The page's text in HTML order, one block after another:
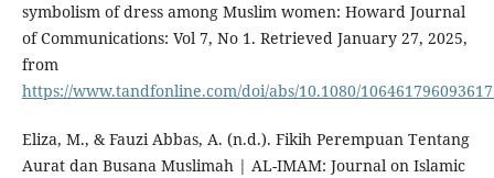
symbolism of dress among Muslim women: Howard Journal
of Communications: Vol 7, No 1. Retrieved January 27, 2025,
from
https://www.tandfonline.com/doi/abs/10.1080/
Eliza, M., & Fauzi Abbas, A. (n.d.). Fikih Perempuan Tentang
Aurat dan Busana Muslimah | AL-IMAM: Journal on Islamic